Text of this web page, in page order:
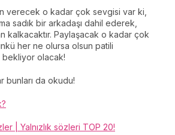
verecek o kadar çok sevgisi var ki,
sadık bir arkadaşı dahil ederek,
kalkacaktır. Paylaşacak o kadar çok
her ne olursa olsun patili
olacak!
bunları da okudu!
| Yalnızlık sözleri TOP 20!